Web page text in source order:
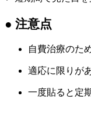
● 注意点
自費治療のた
適応に限りが
一度貼ると定